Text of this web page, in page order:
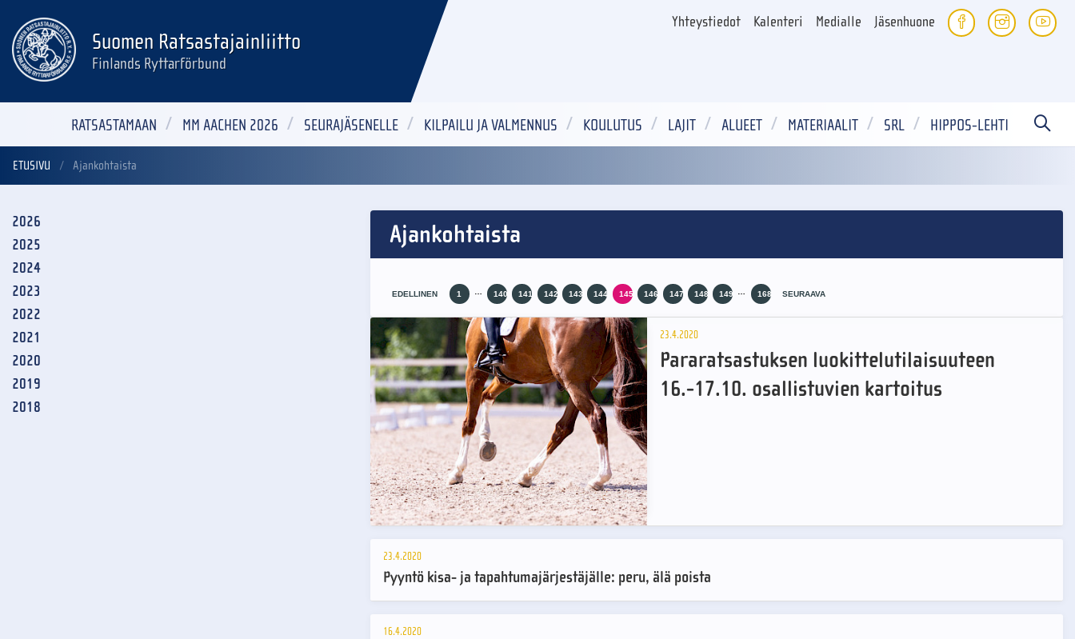
Yhteystiedot Kalenteri Medialle Jäsenhuone
Suomen Ratsastajainliitto
Finlands Ryttarförbund
RATSASTAMAAN MM AACHEN 2026 SEURAJÄSENELLE KILPAILU JA VALMENNUS KOULUTUS LAJIT ALUEET MATERIAALIT SRL HIPPOS-LEHTI
ETUSIVU Ajankohtaista
Ajankohtaista
EDELLINEN 1 … 140 141 142 143 144 145 146 147 148 149 … 168 SEURAAVA
23.4.2020
Pararatsastuksen luokittelutilaisuuteen
16.-17.10. osallistuvien kartoitus
23.4.2020
Pyyntö kisa- ja tapahtumajärjestäjälle: peru, älä poista
16.4.2020
2026
2025
2024
2023
2022
2021
2020
2019
2018